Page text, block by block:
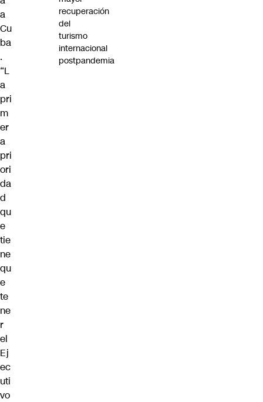
a
Cu
ba
.
“L
a
pri
m
er
a
pri
ori
da
d
qu
e
tie
ne
qu
e
te
ne
r
el
Ej
ec
uti
vo
recuperación
del
turismo
internacional
postpandemia